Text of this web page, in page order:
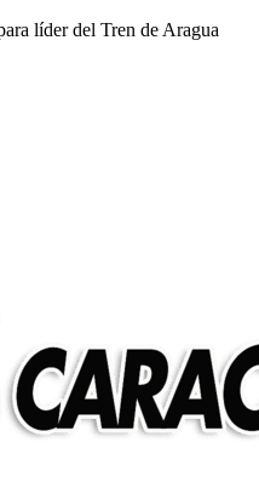
líder del Tren de Aragua